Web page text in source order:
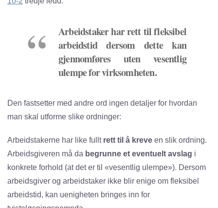
Arbeidstaker har rett til fleksibel
arbeidstid dersom dette kan
gjennomføres uten vesentlig
ulempe for virksomheten.
Den fastsetter med andre ord ingen detaljer for hvordan
man skal utforme slike ordninger:
Arbeidstakerne har like fullt rett til å kreve en slik ordning.
Arbeidsgiveren må da begrunne et eventuelt avslag i
konkrete forhold (at det er til «vesentlig ulempe»). Dersom
arbeidsgiver og arbeidstaker ikke blir enige om fleksibel
arbeidstid, kan uenigheten bringes inn for